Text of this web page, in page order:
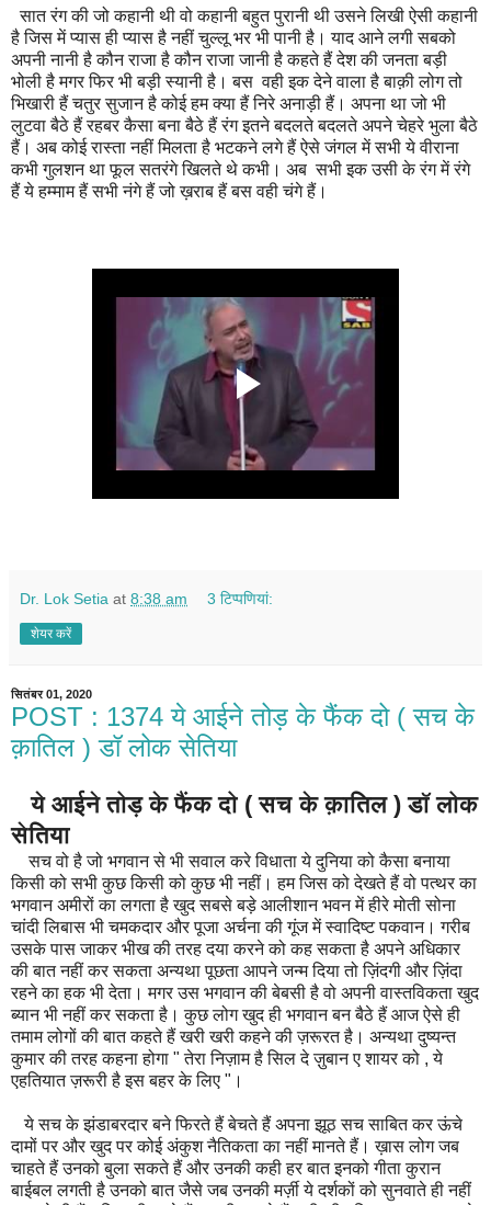
सात रंग की जो कहानी थी वो कहानी बहुत पुरानी थी उसने लिखी ऐसी कहानी
है जिस में प्यास ही प्यास है नहीं चुल्लू भर भी पानी है। याद आने लगी सबको
अपनी नानी है कौन राजा है कौन राजा जानी है कहते हैं देश की जनता बड़ी
भोली है मगर फिर भी बड़ी स्यानी है। बस वही इक देने वाला है बाक़ी लोग तो
भिखारी हैं चतुर सुजान है कोई हम क्या हैं निरे अनाड़ी हैं। अपना था जो भी
लुटवा बैठे हैं रहबर कैसा बना बैठे हैं रंग इतने बदलते बदलते अपने चेहरे भुला बैठे
हैं। अब कोई रास्ता नहीं मिलता है भटकने लगे हैं ऐसे जंगल में सभी ये वीराना
कभी गुलशन था फूल सतरंगे खिलते थे कभी। अब सभी इक उसी के रंग में रंगे
हैं ये हम्माम हैं सभी नंगे हैं जो ख़राब हैं बस वही चंगे हैं।
Dr. Lok Setia at 8:38 am 3 टिप्‍पणियां:
शेयर करें
सितंबर 01, 2020
POST : 1374 ये आईने तोड़ के फैंक दो ( सच के
क़ातिल ) डॉ लोक सेतिया
ये आईने तोड़ के फैंक दो ( सच के क़ातिल ) डॉ लोक
सेतिया
सच वो है जो भगवान से भी सवाल करे विधाता ये दुनिया को कैसा बनाया
किसी को सभी कुछ किसी को कुछ भी नहीं। हम जिस को देखते हैं वो पत्थर का
भगवान अमीरों का लगता है खुद सबसे बड़े आलीशान भवन में हीरे मोती सोना
चांदी लिबास भी चमकदार और पूजा अर्चना की गूंज में स्वादिष्ट पकवान। गरीब
उसके पास जाकर भीख की तरह दया करने को कह सकता है अपने अधिकार
की बात नहीं कर सकता अन्यथा पूछता आपने जन्म दिया तो ज़िंदगी और ज़िंदा
रहने का हक भी देता। मगर उस भगवान की बेबसी है वो अपनी वास्तविकता खुद
ब्यान भी नहीं कर सकता है। कुछ लोग खुद ही भगवान बन बैठे हैं आज ऐसे ही
तमाम लोगों की बात कहते हैं खरी खरी कहने की ज़रूरत है। अन्यथा दुष्यन्त
कुमार की तरह कहना होगा " तेरा निज़ाम है सिल दे ज़ुबान ए शायर को , ये
एहतियात ज़रूरी है इस बहर के लिए "।
ये सच के झंडाबरदार बने फिरते हैं बेचते हैं अपना झूठ सच साबित कर ऊंचे
दामों पर और खुद पर कोई अंकुश नैतिकता का नहीं मानते हैं। ख़ास लोग जब
चाहते हैं उनको बुला सकते हैं और उनकी कही हर बात इनको गीता कुरान
बाईबल लगती है उनको बात जैसे जब उनकी मर्ज़ी ये दर्शकों को सुनवाते ही नहीं